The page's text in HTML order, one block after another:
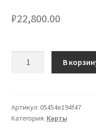
Сервисное
Средства для
кондиционеров
₽22,800.00
愛
情
В
Артикул: 05454e194f47
Категория: Карты